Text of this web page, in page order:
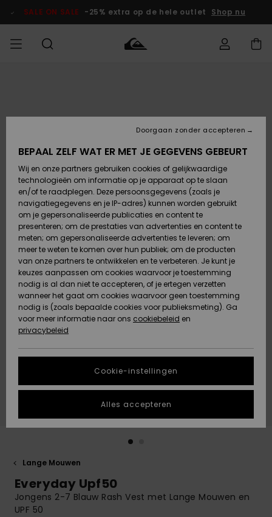
Productinformatie
SALE ON SALE -25% extra op de hele outlet Shop nu
Accessoires
Schoenen &
Slippers
Surf /
Water
Snow
Nieuw
Highlights
JONGENS
Accessoires
Schoenen &
Slippers
Surf /
Water
Sneeuw
Nieuw
Highlights
DAMES
Highlights
Snow
SURF
Surf Shop
Highlights
Community
SNOW
Snow Shop
Dames
Snow Shop
Highlights
Gemeenschap
SALE ON
SALE
Kinderen
VROUW
OUTLET
Regio- En
Taalinstellingen
Retouren
Betaling
Giftcard
Quiksilver
Freedom
Gegevensbescherming
gesprek om het
snelste
vraag te
krijgen.
Gesprek
antwoorden op
de meest
DUURZAAMHEID
STORE LOCATOR
VERLANGLIJST
Lange Mouwen
Everyday Upf50
Jongens 2-7 Blauw Rash Vest met Lange Mouwen en
UPF 50
BEPAAL ZELF WAT ER MET JE GEGEVENS GEBEURT
Wij en onze partners gebruiken cookies of gelijkwaardige
technologieën om informatie op je apparaat op te slaan
en/of te raadplegen. Deze persoonsgegevens (zoals je
navigatiegegevens en je IP-adres) kunnen worden gebruikt
om je gepersonaliseerde publicaties en content te
presenteren; om de prestaties van advertenties en content te
meten; om gepersonaliseerde advertenties te leveren; om
meer te weten te komen over hun publiek; om de producten
van onze partners te ontwikkelen en te verbeteren. Je kunt je
keuzes aanpassen om cookies waarvoor je toestemming
nodig is al dan niet te accepteren, of je ertegen verzetten
wanneer het gaat om cookies waarvoor geen toestemming
nodig is (zoals bepaalde cookies voor publieksmeting). Ga
voor meer informatie naar ons cookiebeleid en
privacybeleid
Cookie-instellingen
Doorgaan zonder accepteren
Alles accepteren